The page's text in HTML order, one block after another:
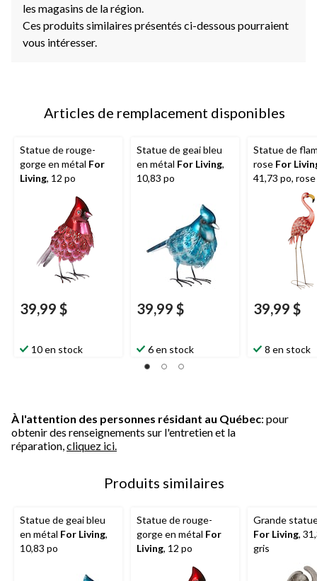
les magasins de la région.
Ces produits similaires présentés ci-dessous pourraient
vous intéresser.
Articles de remplacement disponibles
Statue de rouge-
gorge en métal For
Living, 12 po
39,99 $
10 en stock
Statue de geai bleu
en métal For Living,
10,83 po
39,99 $
6 en stock
Statue de
rose For
41,73 po, rose
39,99 $
8 en stock
À l'attention des personnes résidant au Québec: pour
obtenir des renseignements sur l'entretien et la
réparation, cliquez ici.
Produits similaires
Statue de geai bleu
en métal For Living,
10,83 po
Statue de rouge-
gorge en métal For
Living, 12 po
Grande
For Living,
gris